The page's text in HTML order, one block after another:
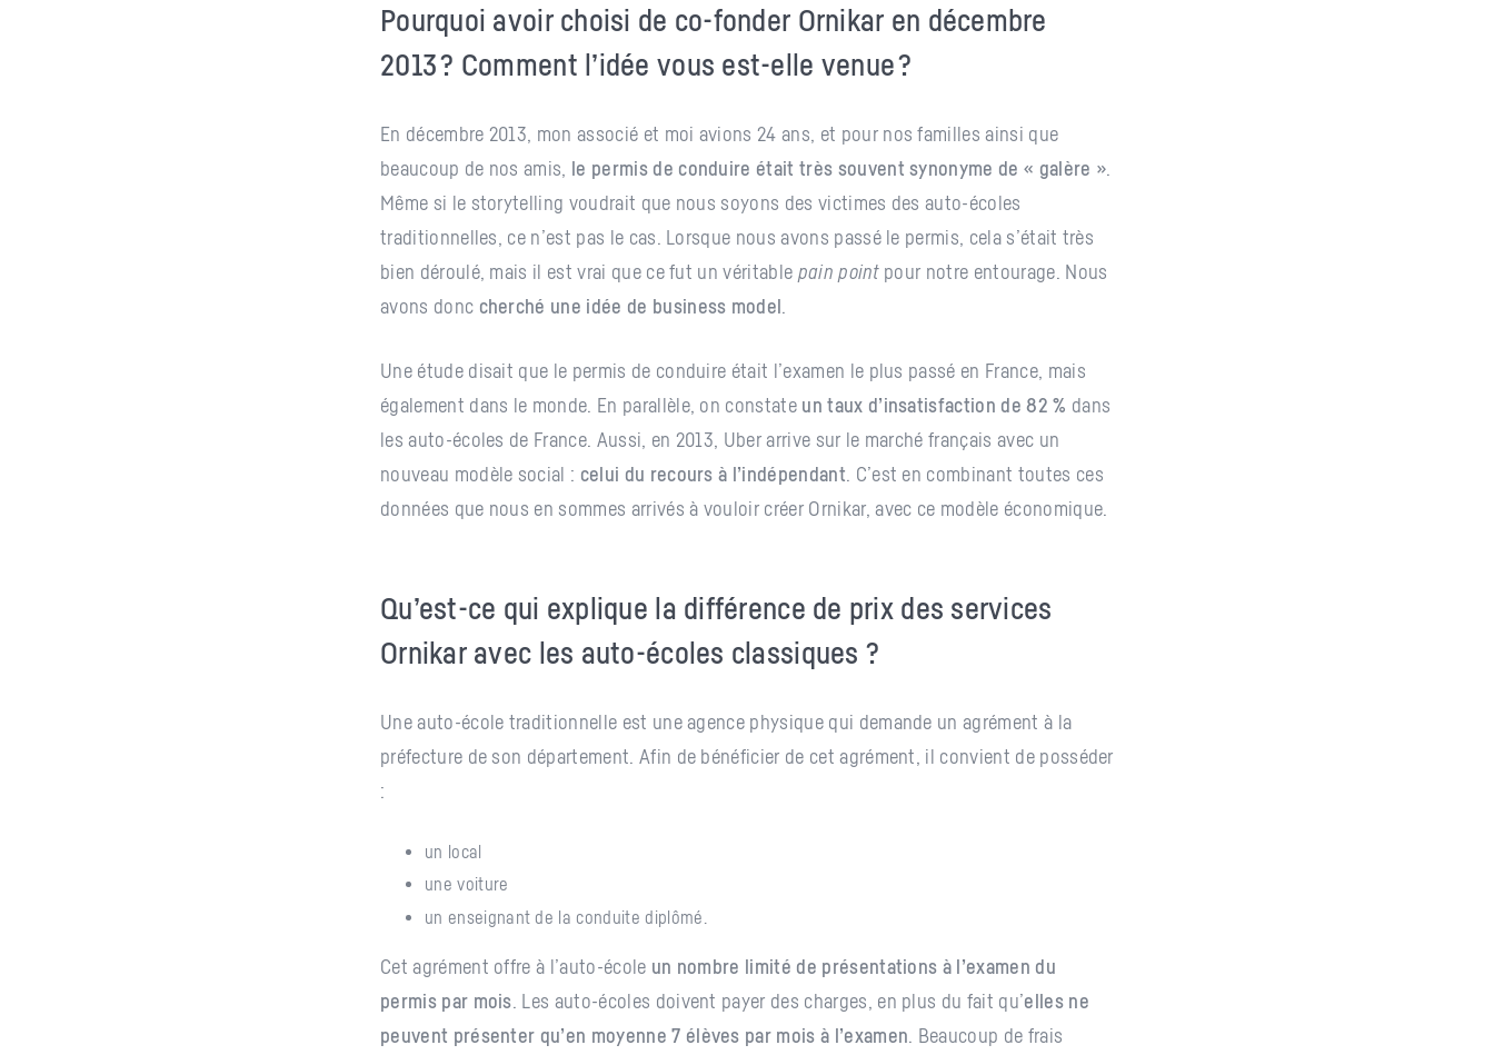
Pourquoi avoir choisi de co-fonder Ornikar en décembre
2013 ? Comment l’idée vous est-elle venue ?
En décembre 2013, mon associé et moi avions 24 ans, et pour nos familles ainsi que
beaucoup de nos amis, le permis de conduire était très souvent synonyme de « galère »
Même si le storytelling voudrait que nous soyons des victimes des auto-écoles
traditionnelles, ce n’est pas le cas. Lorsque nous avons passé le permis, cela s’était très
bien déroulé, mais il est vrai que ce fut un véritable pain point pour notre entourage. Nous
avons donc cherché une idée de business model
Une étude disait que le permis de conduire était l’examen le plus passé en France, mais
également dans le monde. En parallèle, on constate un taux d’insatisfaction de 82 % dans
les auto-écoles de France. Aussi, en 2013, Uber arrive sur le marché français avec un
nouveau modèle social : celui du recours à l’indépendant . C’est en combinant toutes ces
données que nous en sommes arrivés à vouloir créer Ornikar, avec ce modèle économique.
Qu’est-ce qui explique la différence de prix des services
Ornikar avec les auto-écoles classiques ?
Une auto-école traditionnelle est une agence physique qui demande un agrément à la
préfecture de son département. Afin de bénéficier de cet agrément, il convient de posséder
:
un local
une voiture
un enseignant de la conduite diplômé.
Cet agrément offre à l’auto-école un nombre limité de présentations à l’examen du
permis par mois . Les auto-écoles doivent payer des charges, en plus du fait qu’elles ne
peuvent présenter qu’en moyenne 7 élèves par mois à l’examen . Beaucoup de frais